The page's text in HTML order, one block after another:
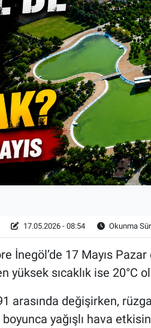
17.05.2026 - 08:54 Okunma
İnegöl’de 17 Mayıs Pazar
yüksek sıcaklık ise 20°C
arasında değişirken,
yağışlı hava